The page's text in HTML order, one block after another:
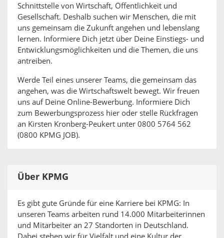
Schnittstelle von Wirtschaft, Öffentlichkeit und
Gesellschaft. Deshalb suchen wir Menschen, die mit
uns gemeinsam die Zukunft angehen und lebenslang
lernen. Informiere Dich jetzt über Deine Einstiegs- und
Entwicklungsmöglichkeiten und die Themen, die uns
antreiben.
Werde Teil eines unserer Teams, die gemeinsam das
angehen, was die Wirtschaftswelt bewegt. Wir freuen
uns auf Deine Online-Bewerbung. Informiere Dich
zum Bewerbungsprozess hier oder stelle Rückfragen
an Kirsten Kronberg-Peukert unter 0800 5764 562
(0800 KPMG JOB).
Über KPMG
Es gibt gute Gründe für eine Karriere bei KPMG: In
unseren Teams arbeiten rund 14.000 Mitarbeiterinnen
und Mitarbeiter an 27 Standorten in Deutschland.